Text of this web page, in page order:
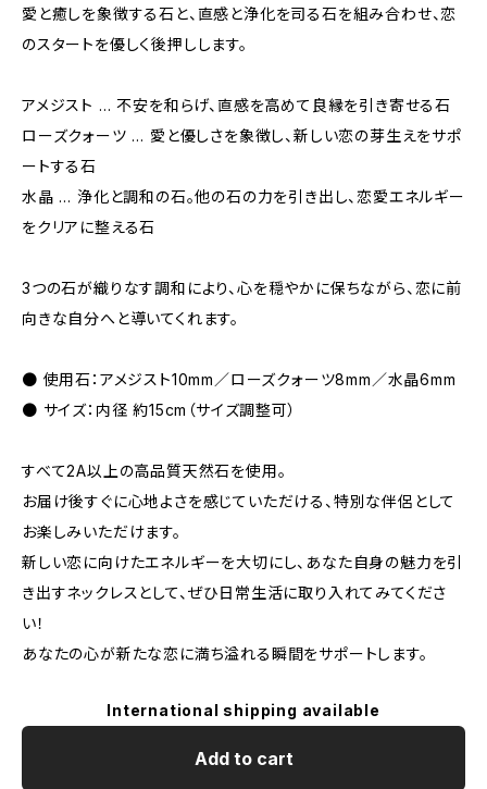
愛と癒しを象徴する石と、直感と浄化を司る石を組み合わせ、恋
のスタートを優しく後押しします。
アメジスト … 不安を和らげ、直感を高めて良縁を引き寄せる石
ローズクォーツ … 愛と優しさを象徴し、新しい恋の芽生えをサポ
ートする石
水晶 … 浄化と調和の石。他の石の力を引き出し、恋愛エネルギー
をクリアに整える石
3つの石が織りなす調和により、心を穏やかに保ちながら、恋に前
向きな自分へと導いてくれます。
● 使用石：アメジスト10mm／ローズクォーツ8mm／水晶6mm
● サイズ：内径 約15cm（サイズ調整可）
すべて2A以上の高品質天然石を使用。
お届け後すぐに心地よさを感じていただける、特別な伴侶として
お楽しみいただけます。
新しい恋に向けたエネルギーを大切にし、あなた自身の魅力を引
き出すネックレスとして、ぜひ日常生活に取り入れてみてくださ
い！
あなたの心が新たな恋に満ち溢れる瞬間をサポートします。
International shipping available
Add to cart